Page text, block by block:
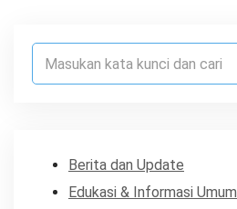
Berita dan Update
Edukasi & Informasi Umum